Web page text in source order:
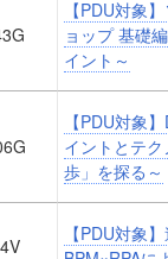
【PDU対象
ョップ 基礎
イント～
【PDU対象
イントとテ
歩」を探る～
【PDU対象